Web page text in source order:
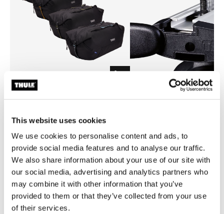
This website uses cookies
We use cookies to personalise content and ads, to
provide social media features and to analyse our traffic.
We also share information about your use of our site with
our social media, advertising and analytics partners who
may combine it with other information that you’ve
provided to them or that they’ve collected from your use
of their services.
Thule GoPack duffel set
CHF 269.95
Thule t-track adapter 697-6
Toggle overview
Descrizione del prodotto